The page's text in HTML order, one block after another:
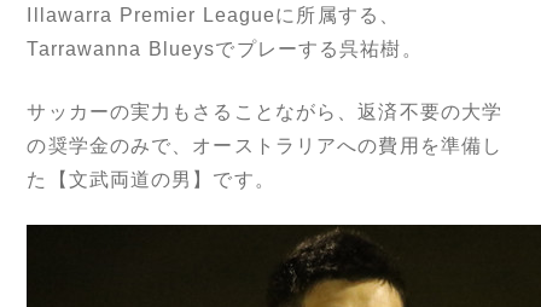
Illawarra Premier Leagueに所属する、
Tarrawanna Blueysでプレーする呉祐樹。
サッカーの実力もさることながら、返済不要の大学
の奨学金のみで、オーストラリアへの費用を準備し
た【文武両道の男】です。